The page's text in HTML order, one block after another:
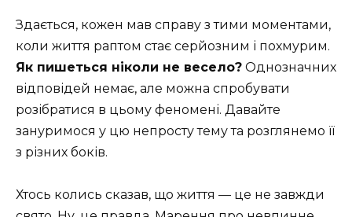
Здається, кожен мав справу з тими моментами,
коли життя раптом стає серйозним і похмурим.
Як пишеться ніколи не весело? Однозначних
відповідей немає, але можна спробувати
розібратися в цьому феномені. Давайте
зануримося у цю непросту тему та розглянемо її
з різних боків.
Хтось колись сказав, що життя — це не завжди